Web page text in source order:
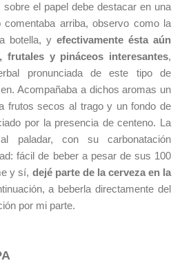
el papel debe destacar en una
arriba, observo como la
botella, y efectivamente ésta aún
frutales y pináceos interesantes,
pronunciada de este tipo de
Acompañaba a dichos aromas un
frutos secos al trago y un fondo de
por la presencia de centeno. La
paladar, con su carbonatación
fácil de beber a pesar de sus 100
y sí, dejé parte de la cerveza en la
a beberla directamente del
por mi parte.